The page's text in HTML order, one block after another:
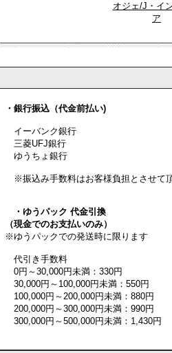
オジェ/J・イ
ア
・銀行振込（代金前払い)
イーバンク銀行
三菱UFJ銀行
ゆうちょ銀行
※振込み手数料はお客様負担とさせて頂
・ゆうパック 代金引換
（現金でのお支払いのみ）
※ゆうパックでの発送時に限ります
代引き手数料
0円～30,000円未満：330円
30,000円～100,000円未満：550円
100,000円～200,000円未満：880円
200,000円～300,000円未満：990円
300,000円～500,000円未満：1,430円